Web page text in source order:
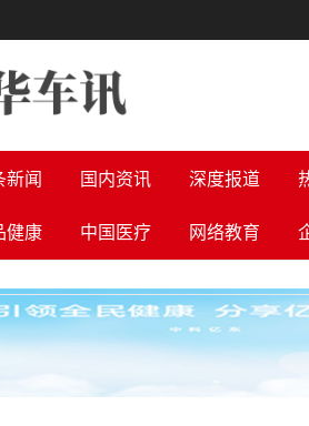
新闻 国内资讯 深度报道
健康 中国医疗 网络教育